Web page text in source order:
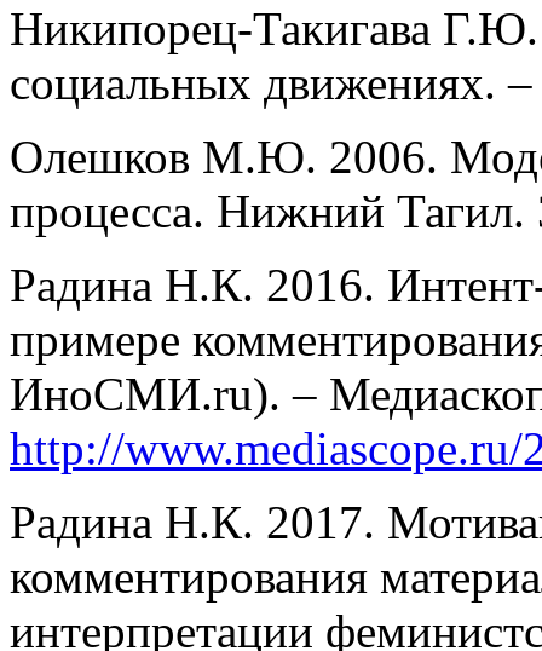
Никипорец-Такигава
социальных движениях.
Олешков М.Ю. 2006.
процесса. Нижний Тагил.
Радина Н.К. 2016.
примере
ИноСМИ.ru). –
http://www.mediascope.ru/
Радина Н.К. 2017.
комментирования
интерпретации